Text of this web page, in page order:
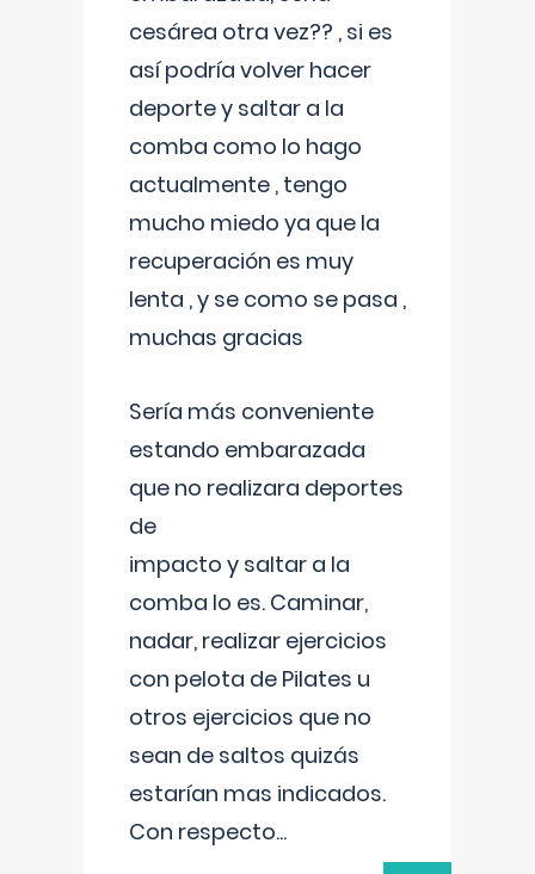
cesárea otra vez?? , si es
así podría volver hacer
deporte y saltar a la
comba como lo hago
actualmente , tengo
mucho miedo ya que la
recuperación es muy
lenta , y se como se pasa ,
muchas gracias
Sería más conveniente
estando embarazada
que no realizara deportes
de
impacto y saltar a la
comba lo es. Caminar,
nadar, realizar ejercicios
con pelota de Pilates u
otros ejercicios que no
sean de saltos quizás
estarían mas indicados.
Con respecto...